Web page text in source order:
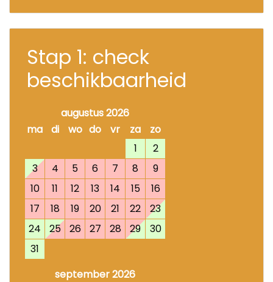
Stap 1: check
beschikbaarheid
augustus 2026
ma
di wo do vr za
zo
1
2
3
4 5 6 7 8
9
10
11 12 13 14 15
16
17
18 19 20 21 22
23
24
25 26 27 28 29
30
31
september 2026